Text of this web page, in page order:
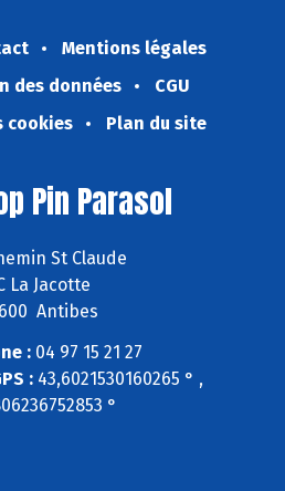
Mentions légales
des données
CGU
cookies
Plan du site
Pin Parasol
St Claude
La Jacotte
Antibes
: 04 97 15 21 27
: 43,6021530160265 ° ,
°